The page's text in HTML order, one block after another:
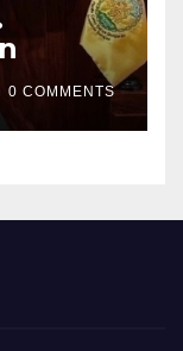
0 COMMENTS